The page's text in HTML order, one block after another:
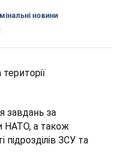
новини
завдань за
НАТО, а також
підрозділів ЗСУ та